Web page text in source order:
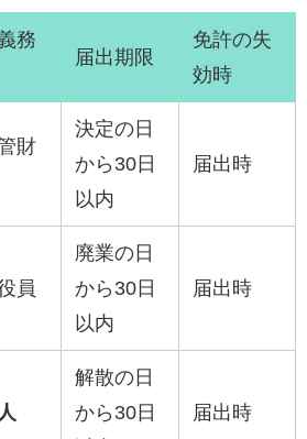
務
届出期限
免許の失
効時
財
決定の日
から30日
以内
届出時
員
廃業の日
から30日
以内
届出時
解散の日
から30日
届出時